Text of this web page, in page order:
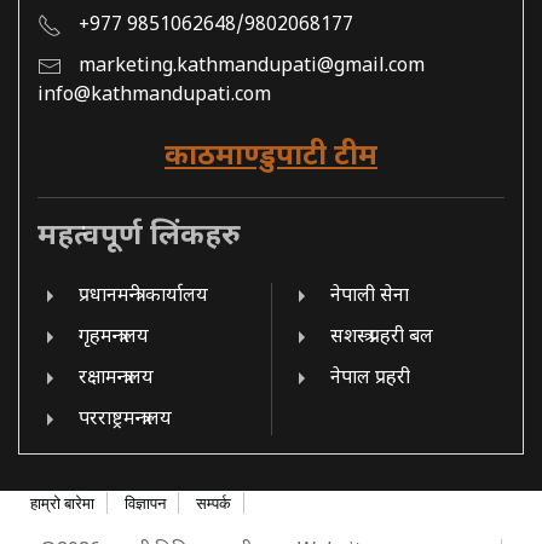
+977 9851062648/9802068177
marketing.kathmandupati@gmail.com
info@kathmandupati.com
काठमाण्डुपाटी टीम
महत्वपूर्ण लिंकहरु
प्रधानमन्त्री कार्यालय
गृहमन्त्रालय
रक्षामन्त्रालय
परराष्ट्रमन्त्रालय
नेपाली सेना
सशस्त्र प्रहरी बल
नेपाल प्रहरी
हाम्रो बारेमा विज्ञापन सम्पर्क